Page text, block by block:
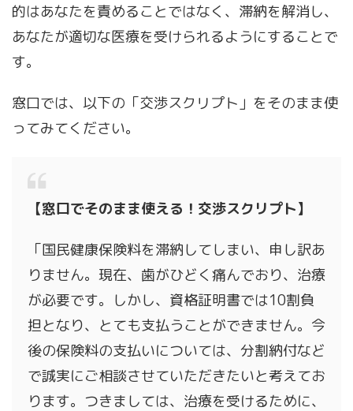
的はあなたを責めることではなく、滞納を解消し、
あなたが適切な医療を受けられるようにすることで
す。
窓口では、以下の「交渉スクリプト」をそのまま使
ってみてください。
【窓口でそのまま使える！交渉スクリプト】
「国民健康保険料を滞納してしまい、申し訳あ
りません。現在、歯がひどく痛んでおり、治療
が必要です。しかし、資格証明書では10割負
担となり、とても支払うことができません。今
後の保険料の支払いについては、分割納付など
で誠実にご相談させていただきたいと考えてお
ります。つきましては、治療を受けるために、